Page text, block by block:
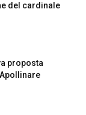
del cardinale
proposta